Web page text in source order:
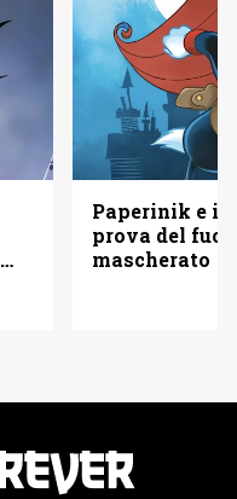
Paperinik e i
prova del
mascherato